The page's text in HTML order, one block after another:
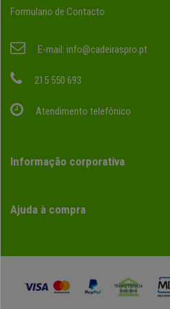
Formulario de Contacto
E-mail: info@cadeiraspro.pt
215 550 693
Atendimento telefónico
Informação corporativa
Ajuda à compra